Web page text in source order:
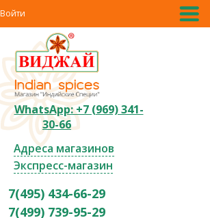
Войти
WhatsApp: +7 (969) 341-
30-66
Адреса магазинов
Экспресс-магазин
7(495) 434-66-29
7(499) 739-95-29